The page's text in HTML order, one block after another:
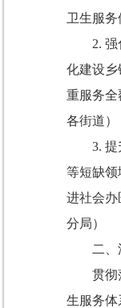
卫生服务
2. 强
化建设乡
重服务全
各街道）
3. 提
等短缺领
进社会办
分局）
二、
贯彻
生服务体